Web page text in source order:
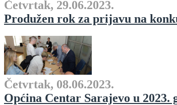
Četvrtak, 29.06.2023.
Produžen rok za prijavu na
Četvrtak, 08.06.2023.
Općina Centar Sarajevo u 2023.